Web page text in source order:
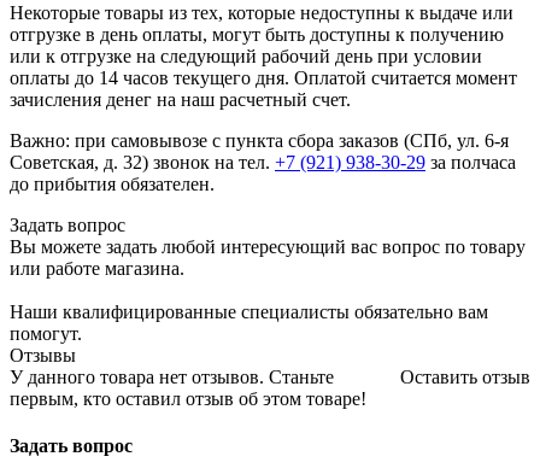
Некоторые товары из тех, которые недоступны к выдаче или
отгрузке в день оплаты, могут быть доступны к получению
или к отгрузке на следующий рабочий день при условии
оплаты до 14 часов текущего дня. Оплатой считается момент
зачисления денег на наш расчетный счет.
Важно: при самовывозе с пункта сборa заказов (СПб, ул. 6-я
Советская, д. 32) звонок на тел. +7 (921) 938-30-29 за полчаса
до прибытия обязателен.
Задать вопрос
Вы можете задать любой интересующий вас вопрос по товару
или работе магазина.
Наши квалифицированные специалисты обязательно вам
помогут.
Отзывы
Оставить отзыв
У данного товара нет отзывов. Станьте
первым, кто оставил отзыв об этом товаре!
Задать вопрос